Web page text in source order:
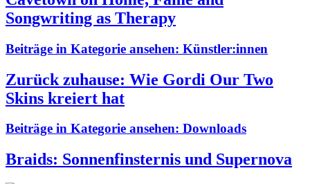
Songwriting as Therapy
Beiträge in Kategorie ansehen: Künstler:innen
Zurück zuhause: Wie Gordi Our Two
Skins kreiert hat
Beiträge in Kategorie ansehen: Downloads
Braids: Sonnenfinsternis und Supernova